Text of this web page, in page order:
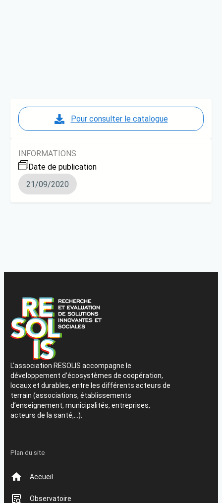
Pour consulter le catalogue
INFORMATIONS
Date de publication
21/09/2020
L’association RESOLIS accompagne le
développement d’écosystèmes de coopération,
locaux et durables, entre les différents acteurs de
terrain (associations, établissements
d’enseignement, municipalités, entreprises,
acteurs de la santé,…).
Plan du site
Accueil
Observatoire